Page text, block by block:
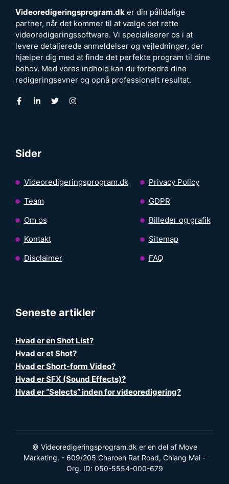
Videoredigeringsprogram.dk er din pålidelige
partner, når det kommer til at vælge det rette
videoredigeringssoftware. Vi specialiserer os i at
levere detaljerede anmeldelser og vejledninger, der
hjælper dig med at finde det perfekte program til dine
behov. Med vores indhold kan du forbedre dine
redigeringsevner og opnå professionelt resultat.
Sider
Videoredigeringsprogram.dk
Team
Om os
Kontakt
Disclaimer
Privacy Policy
GDPR
Billeder og grafik
Sitemap
FAQ
Seneste artikler
Hvad er en Shot List?
Hvad er et Shot?
Hvad er Short-form Video?
Hvad er SFX (Sound Effects)?
Hvad er “Selects” inden for videoredigering?
© Videoredigeringsprogram.dk er en del af Move
Marketing. - 609/205 Charoen Rat Road, Chiang Mai -
Org. ID: 050-5554-000-679